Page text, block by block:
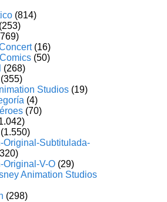
(814)
(253)
(16)
(50)
(268)
(355)
Studios (19)
(4)
(70)
(1.550)
Original-Subtitulada-
Original-V-O (29)
Animation Studios
(298)